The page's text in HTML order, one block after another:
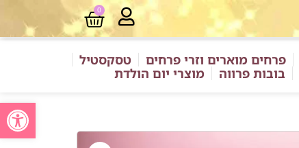
פתח
0
עגלת
קניות
פרחים מוארים וזרי פרחים
טסקסטיל
בובות פרווה מוצרי יום הולדת